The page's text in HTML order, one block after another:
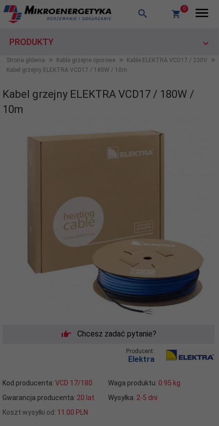
0
PRODUKTY
Strona główna Kable grzejne oporowe
Kable ELEKTRA VCD17 / 230V
Kabel grzejny ELEKTRA VCD17 / 180W / 10m
Kabel grzejny ELEKTRA VCD17 / 180W /
10m
Chcesz zadać pytanie?
Producent:
Elektra
Kod producenta: VCD 17/180 Waga produktu: 0.95 kg
Gwarancja producenta: 20 lat Wysyłka: 2-5 dni
Koszt wysyłki od: 11.00 PLN